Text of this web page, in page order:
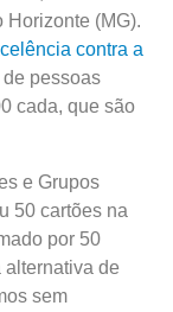
(MG).
contra a
pessoas
cada, que são
e Grupos
50 cartões na
por 50
alternativa de
sem